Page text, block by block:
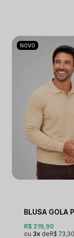
NOVO
R$ 219,90
3x
R$ 73,30